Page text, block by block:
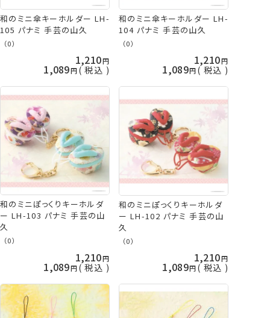
和のミニ傘キーホルダー LH-
105 パナミ 手芸の山久
（0）
1,210
1,089 税込
和のミニ傘キーホルダー LH-
104 パナミ 手芸の山久
（0）
1,210
1,089 税込
和のミニぽっくりキーホルダ
ー LH-103 パナミ 手芸の山
久
（0）
1,210
1,089 税込
和のミニぽっくりキーホルダ
ー LH-102 パナミ 手芸の山
久
（0）
1,210
1,089 税込